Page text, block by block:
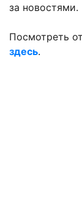
за новостями.
Посмотреть
здесь.